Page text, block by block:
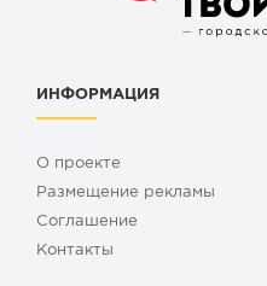
ИНФОРМАЦИЯ
О проекте
Размещение рекламы
Cоглашение
Контакты